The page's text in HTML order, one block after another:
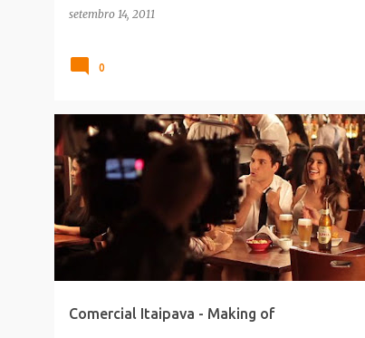
setembro 14, 2011
0
Comercial Itaipava - Making of
COMERCIAIS MAKING_OF